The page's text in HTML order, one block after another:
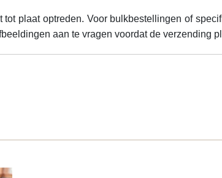
plaat optreden. Voor bulkbestellingen of
aan te vragen voordat de verzending